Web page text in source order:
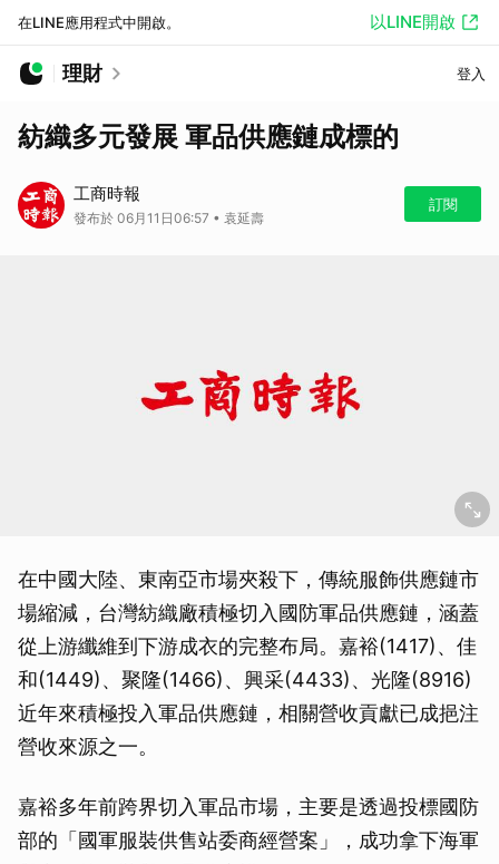
在LINE應用程式中開啟。 以LINE開啟
理財 登入
紡織多元發展 軍品供應鏈成標的
工商時報
發布於 06月11日06:57 • 袁延壽
訂閱
在中國大陸、東南亞市場夾殺下，傳統服飾供應鏈市
場縮減，台灣紡織廠積極切入國防軍品供應鏈，涵蓋
從上游纖維到下游成衣的完整布局。嘉裕(1417)、佳
和(1449)、聚隆(1466)、興采(4433)、光隆(8916)
近年來積極投入軍品供應鏈，相關營收貢獻已成挹注
營收來源之一。
嘉裕多年前跨界切入軍品市場，主要是透過投標國防
部的「國軍服裝供售站委商經營案」，成功拿下海軍